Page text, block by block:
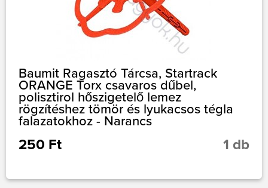
Baumit Ragasztó Tárcsa, Startrack
ORANGE Torx csavaros dűbel,
polisztirol hőszigetelő lemez
rögzítéshez tömör és lyukacsos tégla
falazatokhoz - Narancs
250 Ft 1 db